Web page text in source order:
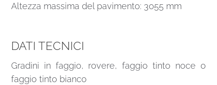
Altezza massima del pavimento: 3055 mm
DATI TECNICI
Gradini in faggio, rovere, faggio tinto noce o
faggio tinto bianco